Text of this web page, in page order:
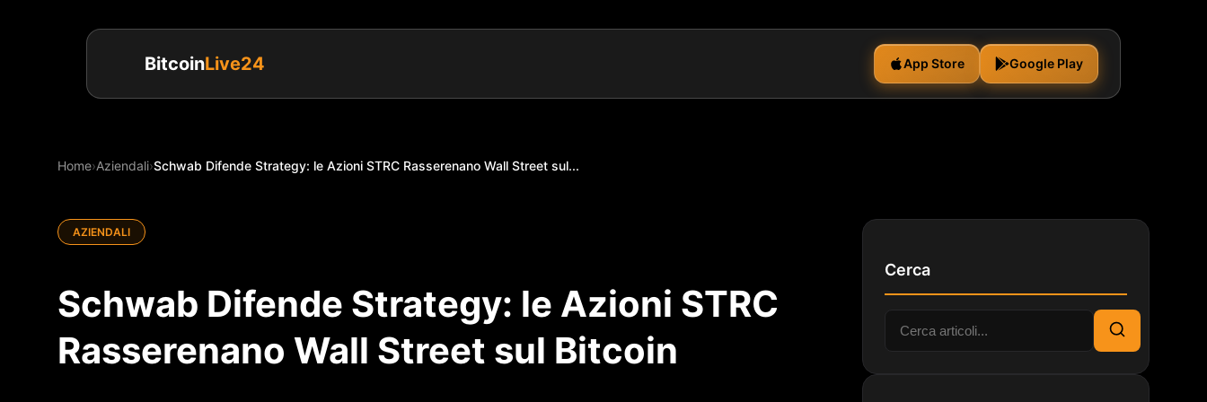
BitcoinLive24 App Store Google Play
Home›Aziendali›Schwab Difende Strategy: le Azioni STRC Rasserenano Wall Street sul...
AZIENDALI
Schwab Difende Strategy: le Azioni STRC
Rasserenano Wall Street sul Bitcoin
Cerca
Cerca:
Cerca